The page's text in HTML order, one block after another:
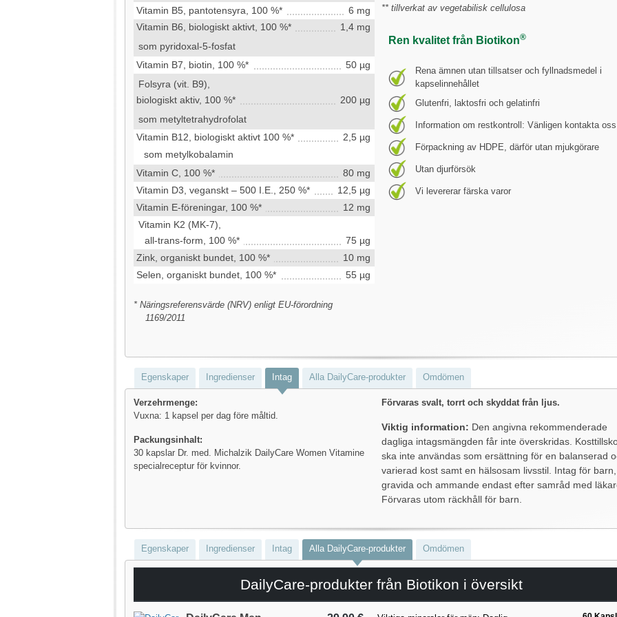
Vitamin B5, pantotensyra, 100 %*
6 mg
Vitamin B6, biologiskt aktivt, 100 %*
1,4 mg
som pyridoxal-5-fosfat
Vitamin B7, biotin, 100 %*
50 µg
Folsyra (vit. B9),
biologiskt aktiv, 100 %*
200 µg
som metyltetrahydrofolat
Vitamin B12, biologiskt aktivt 100 %*
2,5 µg
som metylkobalamin
Vitamin C, 100 %*
80 mg
Vitamin D3, veganskt – 500 I.E., 250 %*
12,5 µg
Vitamin E-föreningar, 100 %*
12 mg
Vitamin K2 (MK-7),
all-trans-form, 100 %*
75 µg
Zink, organiskt bundet, 100 %*
10 mg
Selen, organiskt bundet, 100 %*
55 µg
* Näringsreferensvärde (NRV) enligt EU-förordning
1169/2011
** tillverkat av vegetabilisk cellulosa
Ren kvalitet från Biotikon®
Rena ämnen utan tillsatser och fyllnadsmedel i
kapselinnehållet
Glutenfri, laktosfri och gelatinfri
Information om restkontroll: Vänligen kontakta
Förpackning av HDPE, därför utan mjukgörare
Utan djurförsök
Vi levererar färska varor
Egenskaper Ingredienser Intag Alla DailyCare-produkter Omdömen
Verzehrmenge:
Vuxna: 1 kapsel per dag före måltid.
Packungsinhalt:
30 kapslar Dr. med. Michalzik DailyCare Women Vitamine
specialreceptur för kvinnor.
Förvaras svalt, torrt och skyddat från ljus.
Viktig information: Den angivna rekommenderade
dagliga intagsmängden får inte överskridas.
ska inte användas som ersättning för en balanserad
varierad kost samt en hälsosam livsstil. Intag för barn,
gravida och ammande endast efter samråd med
Förvaras utom räckhåll för barn.
Egenskaper Ingredienser Intag Alla DailyCare-produkter Omdömen
DailyCare-produkter från Biotikon i översikt